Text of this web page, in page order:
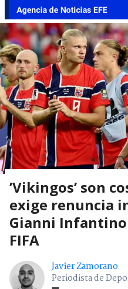
’Vikingos’ son
exige renuncia
Gianni
FIFA
Javier Zamorano
Periodista de